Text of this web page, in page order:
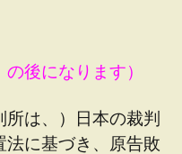
後になります）
は、）日本の裁判
法に基づき、原告敗